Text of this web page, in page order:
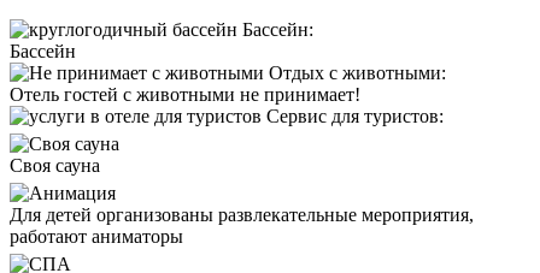
Бассейн:
Бассейн
Отдых с животными:
Отель гостей с животными не принимает!
Сервис для туристов:
Cвоя сауна
Для детей организованы развлекательные мероприятия,
работают аниматоры